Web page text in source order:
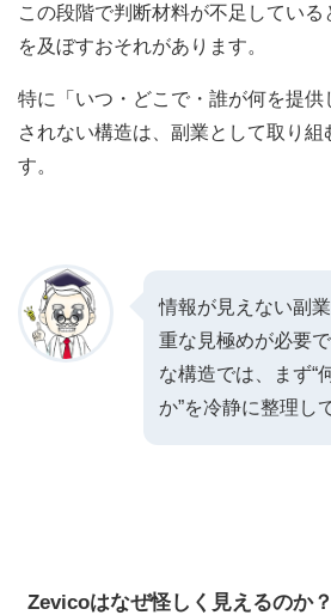
この段階で判断材料が不足してい
を及ぼすおそれがあります。
特に「いつ・どこで・誰が何を提
されない構造は、副業として取り
す。
情報が見えない副
重な見極めが必要
な構造では、まず“
か”を冷静に整理し
Zevicoはなぜ怪しく見えるのか？